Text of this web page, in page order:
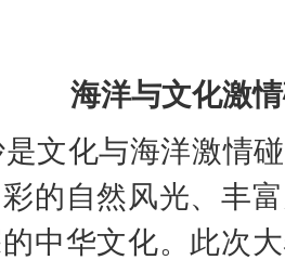
海洋与文化激
文化与海洋激情
的自然风光、丰
中华文化。此次